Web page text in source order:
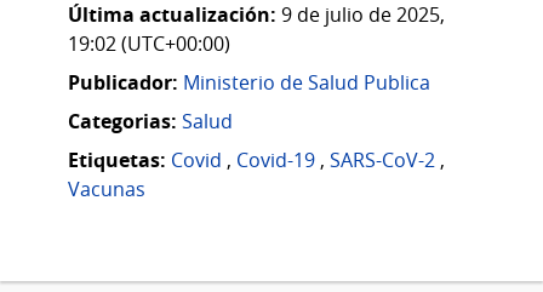
Última actualización: 9 de julio de 2025,
19:02 (UTC+00:00)
Publicador: Ministerio de Salud Publica
Categorias: Salud
Etiquetas: Covid , Covid-19 , SARS-CoV-2 ,
Vacunas